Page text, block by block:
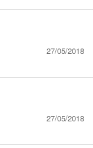
27/05/2018
27/05/2018